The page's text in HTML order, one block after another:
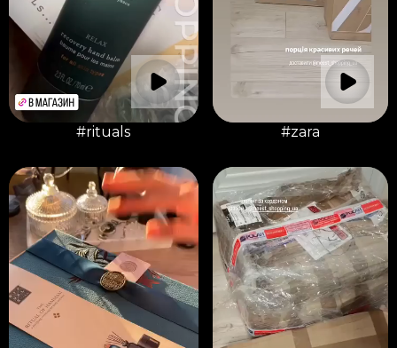
#rituals #zara